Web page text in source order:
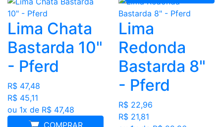
Lima Chata
Bastarda 10"
- Pferd
R$ 47,48
R$ 45,11
ou 1x de R$ 47,48
Lima
Redonda
Bastarda 8"
- Pferd
R$ 22,96
R$ 21,81